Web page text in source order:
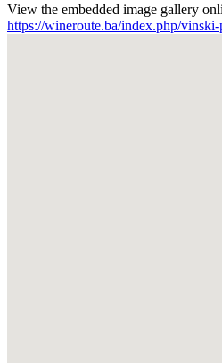
View the embedded image gallery
https://wineroute.ba/index.php/